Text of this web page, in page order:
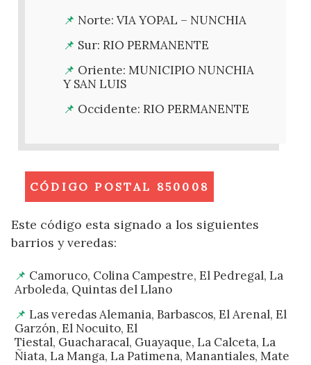
Norte: VIA YOPAL – NUNCHIA
Sur: RIO PERMANENTE
Oriente: MUNICIPIO NUNCHIA
Y SAN LUIS
Occidente: RIO PERMANENTE
CÓDIGO POSTAL 850008
Este código esta signado a los siguientes
barrios y veredas:
Camoruco, Colina Campestre, El Pedregal, La
Arboleda, Quintas del Llano
Las veredas Alemania, Barbascos, El Arenal, El
Garzón, El Nocuito, El
Tiestal, Guacharacal, Guayaque, La Calceta, La
Ñiata, La Manga, La Patimena, Manantiales, Mate